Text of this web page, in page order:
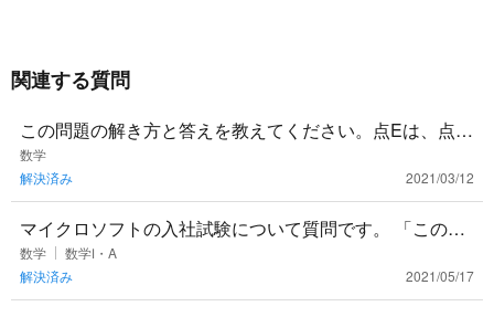
関連する質問
この問題の解き方と答えを教えてください。点Eは、点A
を直線DBを軸に対称移動した点です。
数学
解決済み
2021/03/12
マイクロソフトの入社試験について質問です。 「この三
角形の面積を求めよ」という問題が出たらしく、答えが
「この三角形は存在
数学
数学Ⅰ・A
解決済み
2021/05/17